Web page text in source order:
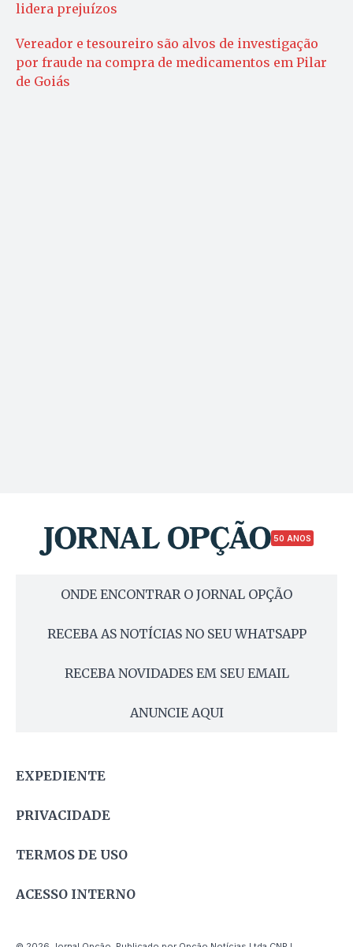
lidera prejuízos
Vereador e tesoureiro são alvos de investigação
por fraude na compra de medicamentos em Pilar
de Goiás
50 ANOS
ONDE ENCONTRAR O JORNAL OPÇÃO
RECEBA AS NOTÍCIAS NO SEU WHATSAPP
RECEBA NOVIDADES EM SEU EMAIL
ANUNCIE AQUI
EXPEDIENTE
PRIVACIDADE
TERMOS DE USO
ACESSO INTERNO